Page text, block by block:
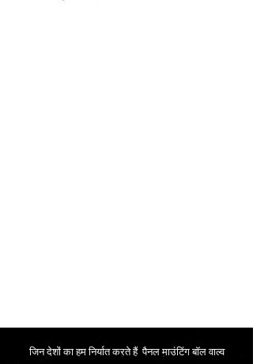
जिन देशों का हम निर्यात करते हैं पैनल माउंटिंग बॉल वाल्व